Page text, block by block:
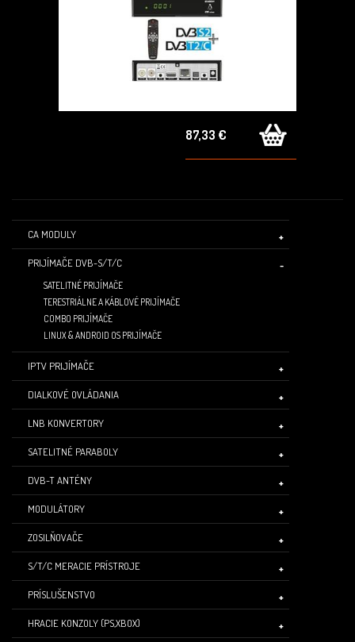
87,33 €
CA MODULY
PRIJÍMAČE DVB-S/T/C
SATELITNÉ PRIJÍMAČE
TERESTRIÁLNE A KÁBLOVÉ PRIJÍMAČE
COMBO PRIJÍMAČE
LINUX & ANDROID OS PRIJÍMAČE
IPTV PRIJÍMAČE
DIALKOVÉ OVLÁDANIA
LNB KONVERTORY
SATELITNÉ PARABOLY
DVB-T ANTÉNY
MODULÁTORY
ZOSILŇOVAČE
S/T/C MERACIE PRÍSTROJE
PRÍSLUŠENSTVO
HRACIE KONZOLY (PS,XBOX)